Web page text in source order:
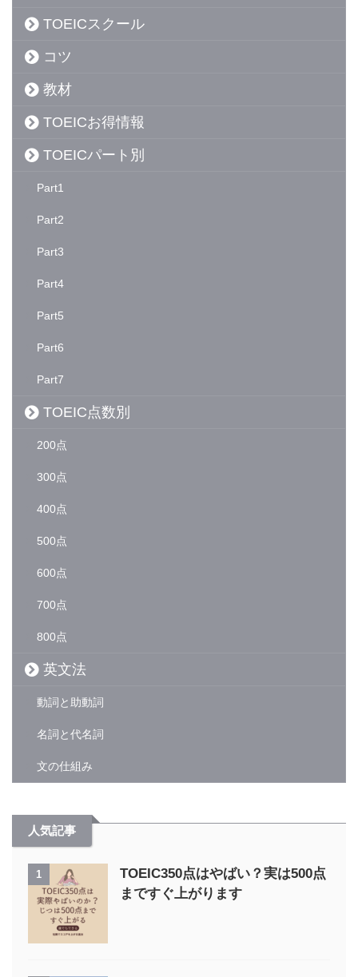
TOEICスクール
コツ
教材
TOEICお得情報
TOEICパート別
Part1
Part2
Part3
Part4
Part5
Part6
Part7
TOEIC点数別
200点
300点
400点
500点
600点
700点
800点
英文法
動詞と助動詞
名詞と代名詞
文の仕組み
人気記事
1
TOEIC350点はやばい？実は500点
まですぐ上がります